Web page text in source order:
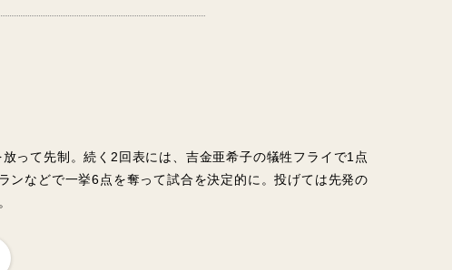
って先制。続く2回表には、吉金亜希子の犠牲フライで1点
などで一挙6点を奪って試合を決定的に。投げては先発の